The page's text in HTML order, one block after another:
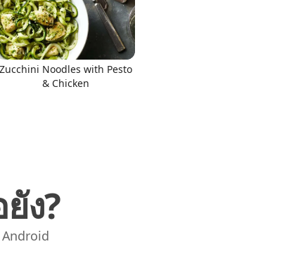
Zucchini Noodles with Pesto
& Chicken
ง?